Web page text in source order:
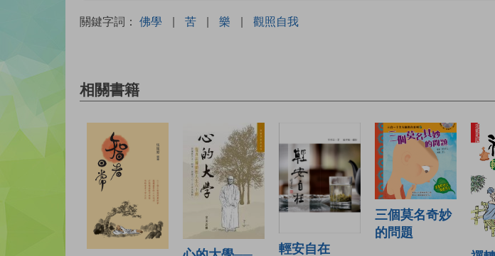
關鍵字詞： 佛學 | 苦 | 樂 | 觀照自我
相關書籍
輕安自在
三個莫名奇妙
的問題